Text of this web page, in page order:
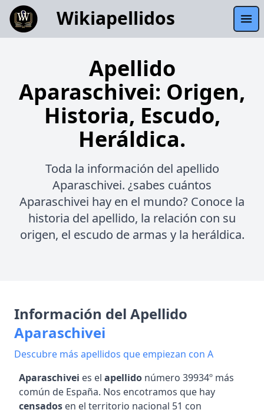
Wikiapellidos
Apellido
Aparaschivei: Origen,
Historia, Escudo,
Heráldica.
Toda la información del apellido
Aparaschivei. ¿sabes cuántos
Aparaschivei hay en el mundo? Conoce la
historia del apellido, la relación con su
origen, el escudo de armas y la heráldica.
Información del Apellido
Aparaschivei
Descubre más apellidos que empiezan con A
Aparaschivei es el apellido número 39934º más
común de España. Nos encotramos que hay
censados en el territorio nacional 51 con